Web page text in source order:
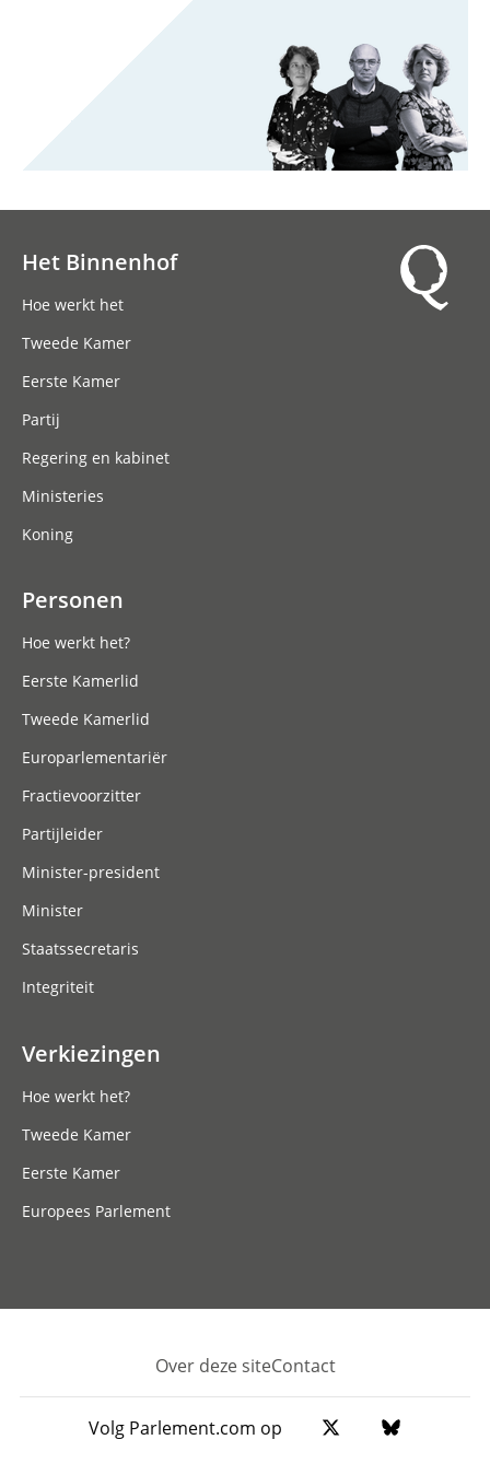
Het Binnenhof
Hoe werkt het
Tweede Kamer
Eerste Kamer
Partij
Regering en kabinet
Ministeries
Koning
Personen
Hoe werkt het?
Eerste Kamerlid
Tweede Kamerlid
Europarlementariër
Fractievoorzitter
Partijleider
Minister-president
Minister
Staatssecretaris
Integriteit
Verkiezingen
Hoe werkt het?
Tweede Kamer
Eerste Kamer
Europees Parlement
Footer
Over deze siteContact
Volg Parlement.com op